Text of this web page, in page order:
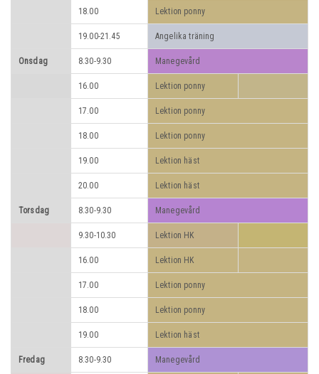
18.00 Lektion ponny
19.00-21.45 Angelika träning
Onsdag 8.30-9.30 Manegevård
16.00 Lektion ponny
17.00 Lektion ponny
18.00 Lektion ponny
19.00 Lektion häst
20.00 Lektion häst
Torsdag 8.30-9.30 Manegevård
9.30-10.30 Lektion HK
16.00 Lektion HK
17.00 Lektion ponny
18.00 Lektion ponny
19.00 Lektion häst
Fredag 8.30-9.30 Manegevård